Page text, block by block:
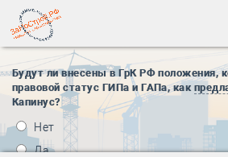
Будут ли внесены в ГрК РФ положения,
правовой статус ГИПа и ГАПа, как
Капинус?
Нет
Да